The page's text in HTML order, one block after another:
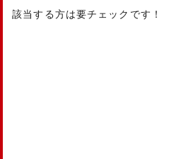
該当する方は要チェックです！